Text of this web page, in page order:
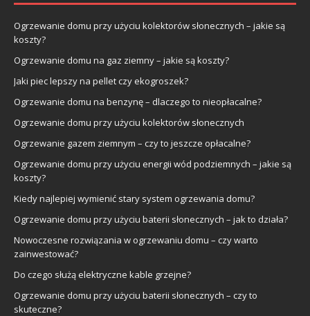
Ogrzewanie domu przy użyciu kolektorów słonecznych – jakie są
koszty?
Ogrzewanie domu na gaz ziemny – jakie są koszty?
Jaki piec lepszy na pellet czy ekogroszek?
Ogrzewanie domu na benzynę – dlaczego to nieopłacalne?
Ogrzewanie domu przy użyciu kolektorów słonecznych
Ogrzewanie gazem ziemnym – czy to jeszcze opłacalne?
Ogrzewanie domu przy użyciu energii wód podziemnych – jakie są
koszty?
Kiedy najlepiej wymienić stary system ogrzewania domu?
Ogrzewanie domu przy użyciu baterii słonecznych – jak to działa?
Nowoczesne rozwiązania w ogrzewaniu domu – czy warto
zainwestować?
Do czego służą elektryczne kable grzejne?
Ogrzewanie domu przy użyciu baterii słonecznych – czy to
skuteczne?